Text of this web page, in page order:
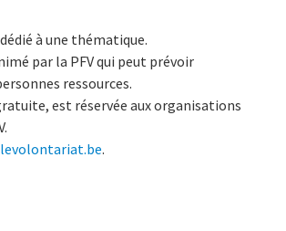
à une thématique.
par la PFV qui peut prévoir
ressources.
est réservée aux organisations
.